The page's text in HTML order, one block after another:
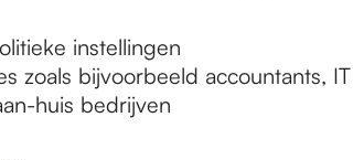
instellingen
zoals bijvoorbeeld accountants,
huis bedrijven